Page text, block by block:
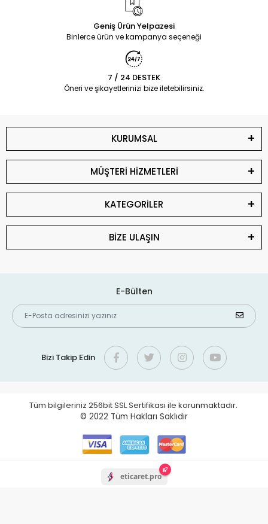
Geniş Ürün Yelpazesi
Binlerce ürün ve kampanya seçeneği
7 / 24 DESTEK
Öneri ve şikayetlerinizi bize iletebilirsiniz.
KURUMSAL
MÜŞTERİ HİZMETLERİ
KATEGORİLER
BİZE ULAŞIN
E-Bülten
Bizi Takip Edin
Tüm bilgileriniz 256bit SSL Sertifikası ile korunmaktadır.
© 2022 Tüm Hakları Saklıdır
eticaret.pro